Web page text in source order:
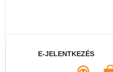
E-JELENTKEZÉS